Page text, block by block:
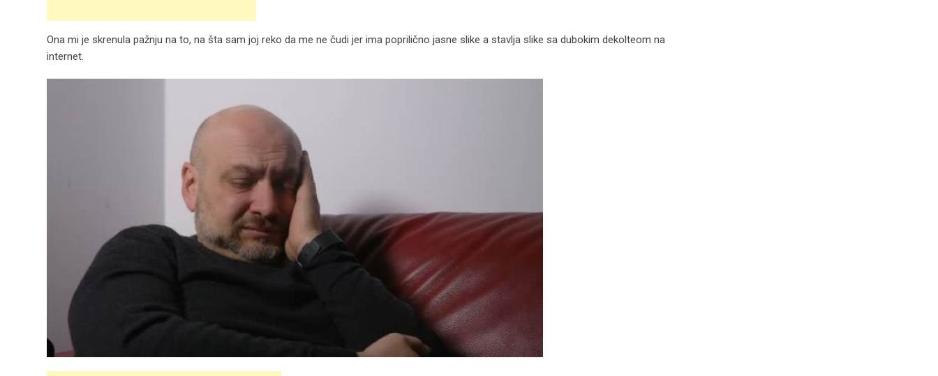
Ona mi je skrenula pažnju na to, na šta sam joj reko da me ne čudi jer ima poprilično jasne slike a stavlja slike sa dubokim dekolteom na
internet.